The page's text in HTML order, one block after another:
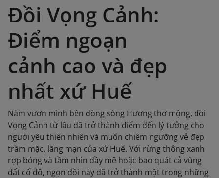
Đồi Vọng Cảnh:
Điểm ngoạn
cảnh cao và đẹp
nhất xứ Huế
Nằm vươn mình bên dòng sông Hương thơ mộng, đồi
Vọng Cảnh từ lâu đã trở thành điểm đến lý tưởng cho
người yêu thiên nhiên và muốn chiêm ngưỡng vẻ đẹp
trầm mặc, lãng mạn của xứ Huế. Với rừng thông xanh
rợp bóng và tầm nhìn đầy mê hoặc bao quát cả vùng
đất cố đô, ngọn đồi này đã trở thành một trong những